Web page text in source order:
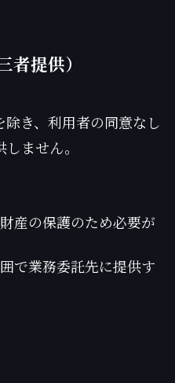
提供）
き、利用者の同意なし
ません。
産の保護のため必要が
で業務委託先に提供す